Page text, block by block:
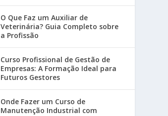
O Que Faz um Auxiliar de
Veterinária? Guia Completo sobre
a Profissão
Curso Profissional de Gestão de
Empresas: A Formação Ideal para
Futuros Gestores
Onde Fazer um Curso de
Manutenção Industrial com